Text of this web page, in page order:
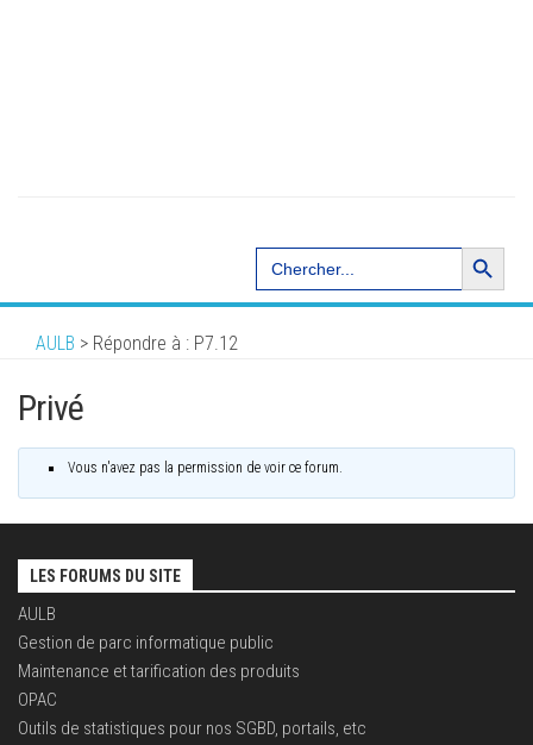
Search
for:
Search Button
AULB > Répondre à : P7.12
Privé
Vous n'avez pas la permission de voir ce forum.
LES FORUMS DU SITE
AULB
Gestion de parc informatique public
Maintenance et tarification des produits
OPAC
Outils de statistiques pour nos SGBD, portails, etc